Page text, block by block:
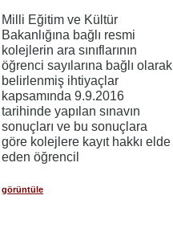
Milli Eğitim ve Kültür
Bakanlığına bağlı resmi
kolejlerin ara sınıflarının
öğrenci sayılarına bağlı olarak
belirlenmiş ihtiyaçlar
kapsamında 9.9.2016
tarihinde yapılan sınavın
sonuçları ve bu sonuçlara
göre kolejlere kayıt hakkı elde
eden öğrencil
görüntüle